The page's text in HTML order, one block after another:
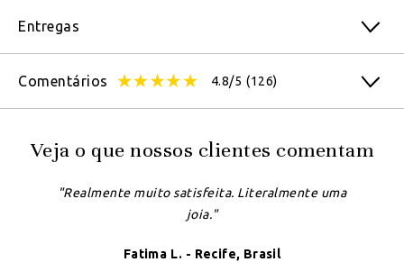
Entregas
Comentários 4.8/5 (126)
Veja o que nossos clientes comentam
"Realmente muito satisfeita. Literalmente uma
joia."
Fatima L. - Recife, Brasil